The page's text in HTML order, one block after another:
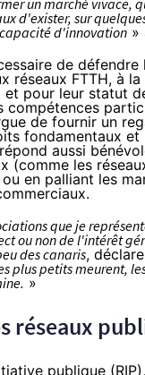
un marché vivace,
d'exister, sur
d'innovation »
de défendre
réseaux FTTH, à
et pour leur statut
compétences
de fournir un
fondamentaux et
aussi
(comme les
en palliant les
que je
ou non de l'intérêt
des canaris,
plus petits meurent,
»
réseaux
publique